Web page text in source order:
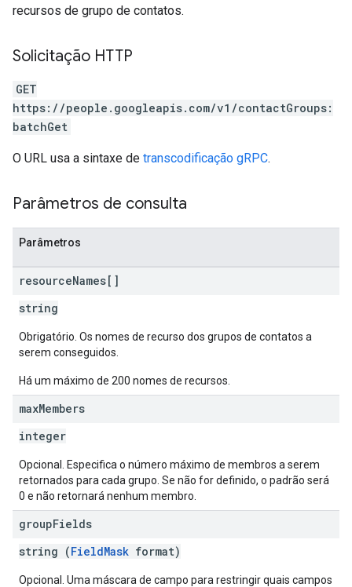
recursos de grupo de contatos.
Solicitação HTTP
GET
https://people.googleapis.com/v1/contactGroups:
batchGet
O URL usa a sintaxe de transcodificação gRPC.
Parâmetros de consulta
Parâmetros
resourceNames[]
string
Obrigatório. Os nomes de recurso dos grupos de contatos a
serem conseguidos.
Há um máximo de 200 nomes de recursos.
maxMembers
integer
Opcional. Especifica o número máximo de membros a serem
retornados para cada grupo. Se não for definido, o padrão será
0 e não retornará nenhum membro.
groupFields
string (FieldMask format)
Opcional. Uma máscara de campo para restringir quais campos